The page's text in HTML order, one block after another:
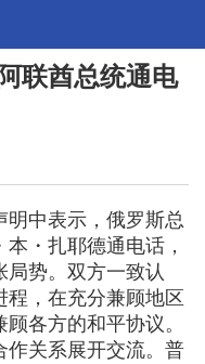
联酋总统通电
明中表示，俄罗斯总
・扎耶德通电话，
局势。双方一致认
，在充分兼顾地区
各方的和平协议。
作关系展开交流。普